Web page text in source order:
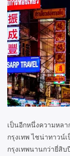
เป็นอีกหนึ่งความหล
กรุงเทพ ไชน่าทาวน์
กรุงเทพนานกว่ายี่สิ